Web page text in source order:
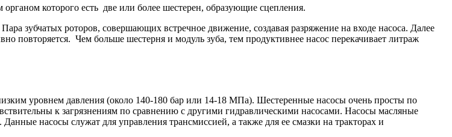
которого есть две или более шестерен, образующие сцепления.
зубчатых роторов, совершающих встречное движение, создавая разряжение на входе насоса. Далее
повторяется. Чем больше шестерня и модуль зуба, тем продуктивнее насос перекачивает литраж
уровнем давления (около 140-180 бар или 14-18 МПа). Шестеренные насосы очень просты по
к загрязнениям по сравнению с другими гидравлическими насосами. Насосы масляные
насосы служат для управления трансмиссией, а также для ее смазки на тракторах и